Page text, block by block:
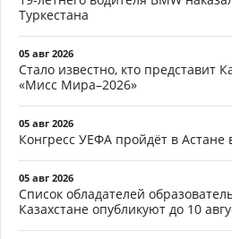
Туркестана
05 авг 2026
Стало известно, кто представит
«Мисс Мира–2026»
05 авг 2026
Конгресс УЕФА пройдёт в Астане
05 авг 2026
Список обладателей
Казахстане опубликуют до 10